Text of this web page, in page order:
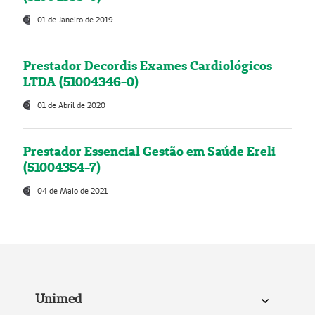
01 de Janeiro de 2019
Prestador Decordis Exames Cardiológicos
LTDA (51004346-0)
01 de Abril de 2020
Prestador Essencial Gestão em Saúde Ereli
(51004354-7)
04 de Maio de 2021
Unimed